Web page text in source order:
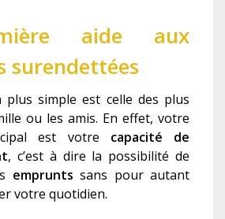
aide aux
surendettées
plus simple est celle des plus
ou les amis. En effet, votre
est votre capacité de
, c’est à dire la possibilité de
emprunts sans pour autant
votre quotidien.